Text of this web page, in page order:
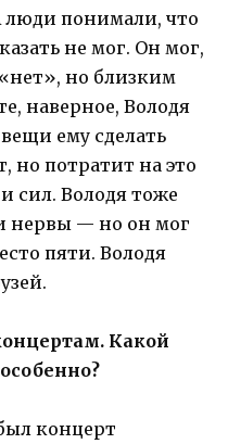
люди понимали, что
не мог. Он мог,
но близким
наверное, Володя
ему сделать
но потратит на это
сил. Володя тоже
нервы — но он мог
пяти. Володя
Какой
концерт